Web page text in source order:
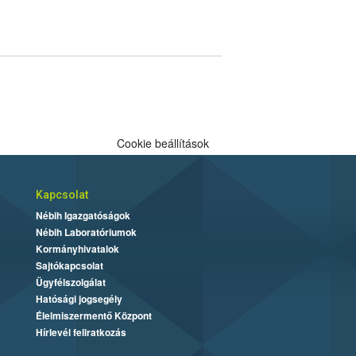
Cookie beállítások
Kapcsolat
Nébih Igazgatóságok
Nébih Laboratóriumok
Kormányhivatalok
Sajtókapcsolat
Ügyfélszolgálat
Hatósági jogsegély
Élelmiszermentő Központ
Hírlevél feliratkozás